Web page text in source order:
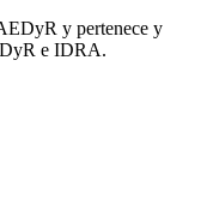
y pertenece y
e IDRA.